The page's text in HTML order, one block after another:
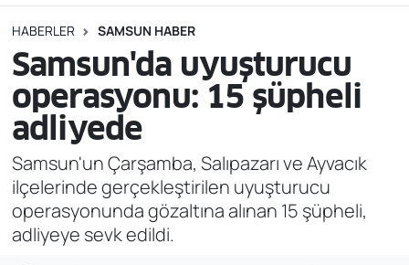
HABERLER SAMSUN HABER
Samsun'da uyuşturucu
operasyonu: 15 şüpheli
adliyede
Samsun'un Çarşamba, Salıpazarı ve Ayvacık
ilçelerinde gerçekleştirilen uyuşturucu
operasyonunda gözaltına alınan 15 şüpheli,
adliyeye sevk edildi.
Sağlık
Asayiş
Bilim ve Teknoloji
Bölge
Dünya
Süper Lig Puan Durumu ve Fikstür
Tüm Manşetler
Son Dakika Haberleri
Haber Arşivi